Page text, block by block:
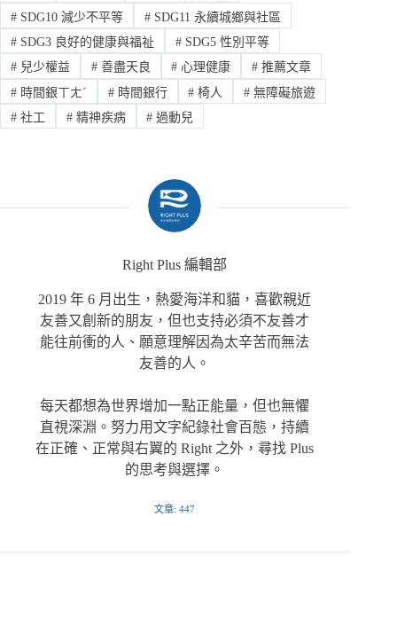
#SDG10 減少不平等 #SDG11 永續城鄉與社區
#SDG3 良好的健康與福祉 #SDG5 性別平等
#兒少權益 #善盡天良 # 心理健康 # 推薦文章
#時間銀ㄒㄤˊ #時間銀行 # 椅人 # 無障礙旅遊
#社工 #精神疾病 # 過動兒
Right Plus 編輯部
2019 年 6 月出生，熱愛海洋和貓，喜歡親近
友善又創新的朋友，但也支持必須不友善才
能往前衝的人、願意理解因為太辛苦而無法
友善的人。
每天都想為世界增加一點正能量，但也無懼
直視深淵。努力用文字紀錄社會百態，持續
在正確、正常與右翼的 Right 之外，尋找 Plus
的思考與選擇。
文章: 447